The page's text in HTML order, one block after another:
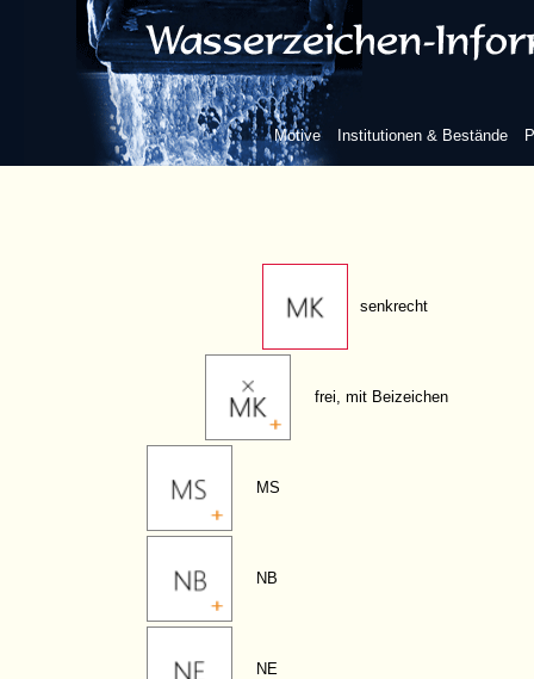
Motive Institutionen & Bestände
ML
MK
senkrecht
frei, mit Beizeichen
MS
NB
NE